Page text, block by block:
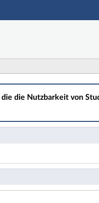
die Nutzbarkeit von